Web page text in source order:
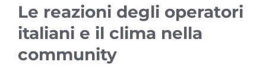
Le reazioni degli operatori
italiani e il clima nella
community